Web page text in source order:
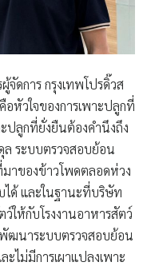
ดการ กรุงเทพโปรดิ๊วส
หัวใจของการเพาะปลูกที่
ปลูกที่ยั่งยืนต้องคำนึงถึง
ล ระบบตรวจสอบย้อน
าของข้าวโพดตลอดห่วง
ด้ และในฐานะที่บริษัท
ห้กับโรงงานอาหารสัตว์
พัฒนาระบบตรวจสอบย้อน
ไม่มีการเผาแปลงเพาะ